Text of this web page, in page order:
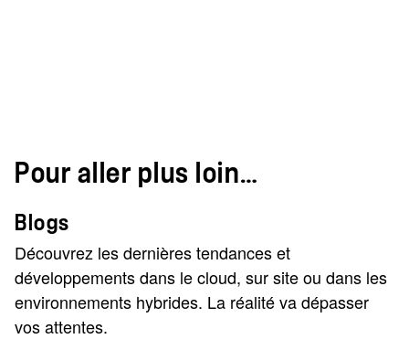
Pour aller plus loin…
Blogs
Découvrez les dernières tendances et
développements dans le cloud, sur site ou dans les
environnements hybrides. La réalité va dépasser
vos attentes.